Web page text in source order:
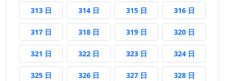
313 日313 日後314 日314 日後315 日315 日後316 日316 日後
317 日317 日後318 日318 日後319 日319 日後320 日320 日後
321 日321 日後322 日322 日後323 日323 日後324 日324 日後
325 日325 日後326 日326 日後327 日327 日後328 日328 日後